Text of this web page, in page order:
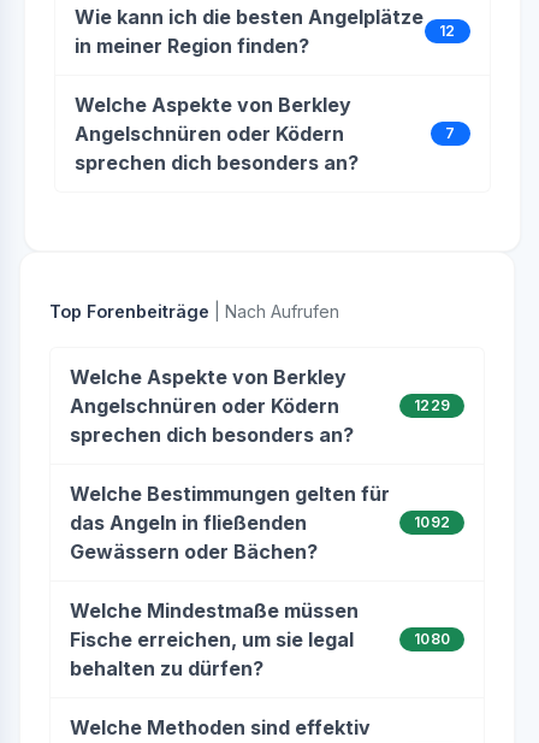
Wie kann ich die besten Angelplätze
in meiner Region finden?
12
Welche Aspekte von Berkley
Angelschnüren oder Ködern
sprechen dich besonders an?
7
Top Forenbeiträge | Nach Aufrufen
Welche Aspekte von Berkley
Angelschnüren oder Ködern
sprechen dich besonders an?
1229
Welche Bestimmungen gelten für
das Angeln in fließenden
Gewässern oder Bächen?
1092
Welche Mindestmaße müssen
Fische erreichen, um sie legal
behalten zu dürfen?
1080
Welche Methoden sind effektiv